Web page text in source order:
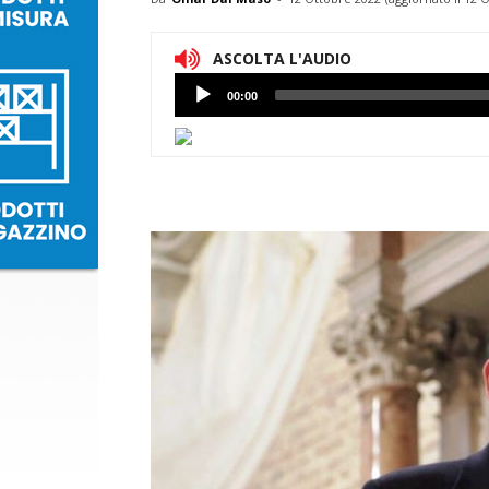
ASCOLTA L'AUDIO
Lettore
Audio
00:00